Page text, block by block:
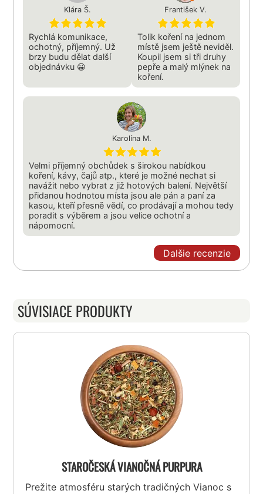
Klára Š.
Rychlá komunikace,
ochotný, příjemný. Už
brzy budu dělat další
objednávku 😀
František V.
Tolik koření na jednom
místě jsem ještě neviděl.
Koupil jsem si tři druhy
pepře a malý mlýnek na
koření.
Karolína M.
Velmi příjemný obchůdek s širokou nabídkou
koření, kávy, čajů atp., které je možné nechat si
navážit nebo vybrat z již hotových balení. Největší
přidanou hodnotou místa jsou ale pán a paní za
kasou, kteří přesně vědí, co prodávají a mohou tedy
poradit s výběrem a jsou velice ochotní a
nápomocní.
Dalšie recenzie
SÚVISIACE PRODUKTY
STAROČESKÁ VIANOČNÁ PURPURA
Prežite atmosféru starých tradičných Vianoc s